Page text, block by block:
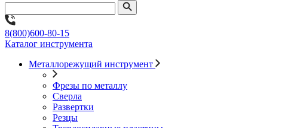
8(800)600-80-15
Каталог инструмента
Металлорежущий инструмент
Фрезы по металлу
Сверла
Развертки
Резцы